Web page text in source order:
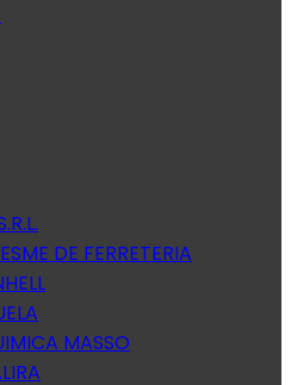
DE FERRETERIA
MASSO